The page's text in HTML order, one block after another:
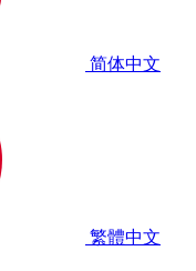
简体中文
繁體中文